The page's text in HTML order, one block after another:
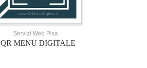
Servizi Web Pisa
QR MENU DIGITALE